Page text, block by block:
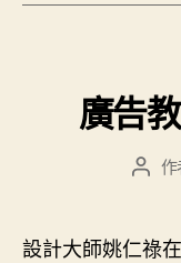
廣告
文
者
作
設計大師姚仁祿